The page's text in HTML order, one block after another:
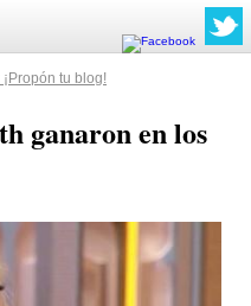
tu blog!
ganaron en los